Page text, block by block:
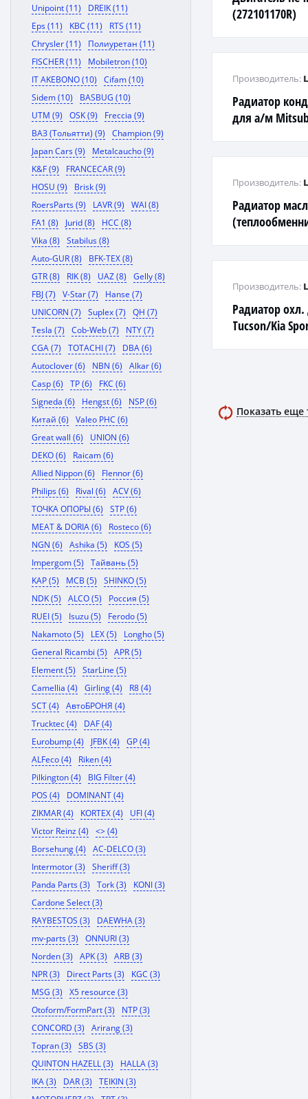
Unipoint (11)
DREIK (11)
Eps (11)
KBC (11)
RTS (11)
Chrysler (11)
Полиуретан (11)
FISCHER (11)
Mobiletron (10)
IT AKEBONO (10)
Cifam (10)
Sidem (10)
BASBUG (10)
UTM (9)
OSK (9)
Freccia (9)
ВАЗ (Тольятти) (9)
Champion (9)
Japan Cars (9)
Metalcaucho (9)
K&F (9)
FRANCECAR (9)
HOSU (9)
Brisk (9)
RoersParts (9)
LAVR (9)
WAI (8)
FA1 (8)
Jurid (8)
HCC (8)
Vika (8)
Stabilus (8)
Auto-GUR (8)
BFK-TEX (8)
GTR (8)
RIK (8) UAZ (8)
Gelly (8)
FBJ (7)
V-Star (7)
Hanse (7)
UNICORN (7)
Suplex (7)
QH (7)
Tesla (7)
Cob-Web (7)
NTY (7)
CGA (7)
TOTACHI (7)
DBA (6)
Autoclover (6)
NBN (6)
Alkar (6)
Casp (6)
TP (6)
FKC (6)
Signeda (6)
Hengst (6)
NSP (6)
Китай (6)
Valeo PHC (6)
Great wall (6)
UNION (6)
DEKO (6)
Raicam (6)
Allied Nippon (6)
Flennor (6)
Philips (6)
Rival (6)
ACV (6)
ТОЧКА ОПОРЫ (6)
STP (6)
MEAT & DORIA (6)
Rosteco (6)
NGN (6)
Ashika (5)
KOS (5)
Impergom (5)
Тайвань (5)
KAP (5)
MCB (5)
SHINKO (5)
NDK (5)
ALCO (5)
Россия (5)
RUEI (5)
Isuzu (5)
Ferodo (5)
Nakamoto (5)
LEX (5)
Longho (5)
General Ricambi (5)
APR (5)
Element (5)
StarLine (5)
Camellia (4)
Girling (4)
R8 (4)
SCT (4)
АвтоБРОНЯ (4)
Trucktec (4)
DAF (4)
Eurobump (4)
JFBK (4)
GP (4)
ALFeco (4)
Riken (4)
Pilkington (4)
BIG Filter (4)
POS (4)
DOMINANT (4)
ZIKMAR (4)
KORTEX (4)
UFI (4)
Victor Reinz (4)
<> (4)
Borsehung (4)
AC-DELCO (3)
Intermotor (3)
Sheriff (3)
Panda Parts (3)
Tork (3)
KONI (3)
Cardone Select (3)
RAYBESTOS (3)
DAEWHA (3)
mv-parts (3)
ONNURI (3)
Norden (3)
APK (3)
ARB (3)
NPR (3)
Direct Parts (3)
KGC (3)
MSG (3)
X5 resource (3)
Otoform/FormPart (3)
NTP (3)
CONCORD (3)
Arirang (3)
Topran (3)
SBS (3)
QUINTON HAZELL (3)
HALLA (3)
IKA (3)
DAR (3)
TEIKIN (3)
(272101170R)
Радиатор
для а/м
Производитель:
Радиатор
Производитель:
Радиатор
Tucson/Kia
Производитель:
Показать еще